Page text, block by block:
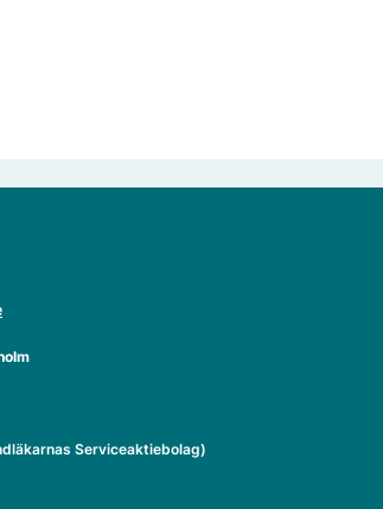
Serviceaktiebolag)